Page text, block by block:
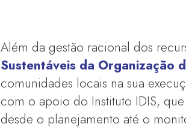
Além da gestão racional dos
Sustentáveis da Organização
comunidades locais na sua
com o apoio do Instituto IDIS,
desde o planejamento até o